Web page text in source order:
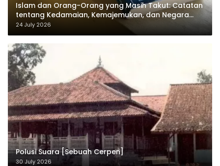
Islam dan Orang-Orang yang Masih Takut: Catatan
tentang Kedamaian, Kemajemukan, dan Negara
dalam Pemikiran Masykuri Abdillah
24 July 2026
Polusi Suara [Sebuah Cerpen]
30 July 2026